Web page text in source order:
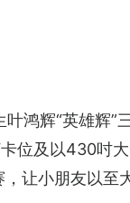
鸿辉“英雄辉
位及以430吋
让小朋友以至